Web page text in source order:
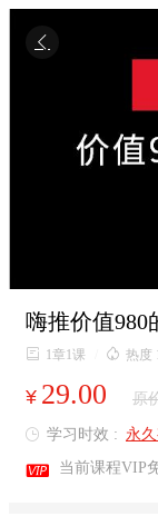

嗨推价值980
 1章1课  热度
¥ 29.00 原
 学习时效 : 永
 当前课程VIP